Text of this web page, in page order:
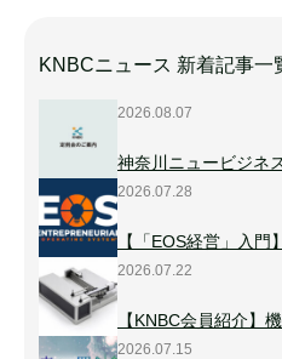
KNBCニュース 新着記事一
2026.08.07
神奈川ニュービジネ
2026.07.28
【「EOS経営」入
2026.07.22
【KNBC会員紹介】
2026.07.15